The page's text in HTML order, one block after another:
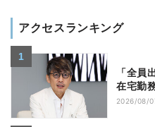
アクセスランキング
「全
在宅勤
2026/08/